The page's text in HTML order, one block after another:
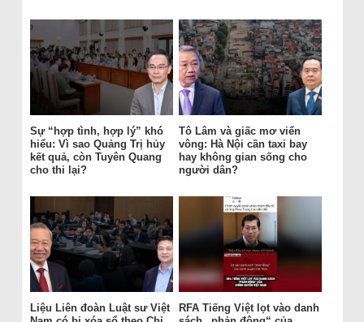
Sự “hợp tình, hợp lý” khó
hiểu: Vì sao Quảng Trị hủy
kết quả, còn Tuyên Quang
cho thi lại?
Tô Lâm và giấc mơ viển
vông: Hà Nội cần taxi bay
hay không gian sống cho
người dân?
Liệu Liên đoàn Luật sư Việt
RFA Tiếng Việt lọt vào danh